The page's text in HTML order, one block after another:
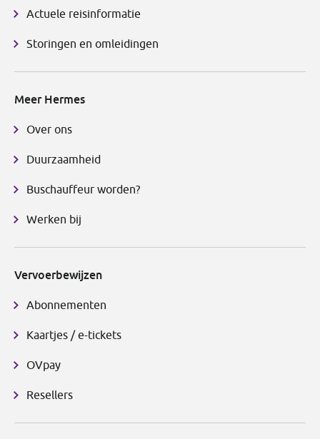
Actuele reisinformatie
Storingen en omleidingen
Meer Hermes
Over ons
Duurzaamheid
Buschauffeur worden?
Werken bij
Vervoerbewijzen
Abonnementen
Kaartjes / e-tickets
OVpay
Resellers